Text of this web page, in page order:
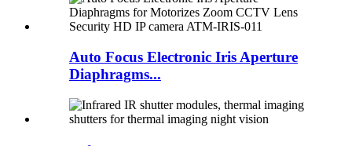
Auto Focus Electronic Iris Aperture
Diaphragms...